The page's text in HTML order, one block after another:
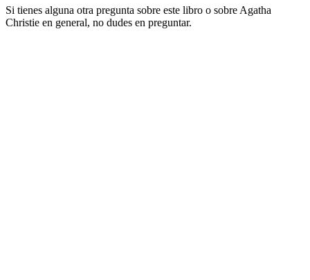
Si tienes alguna otra pregunta sobre este libro o sobre Agatha
Christie en general, no dudes en preguntar.